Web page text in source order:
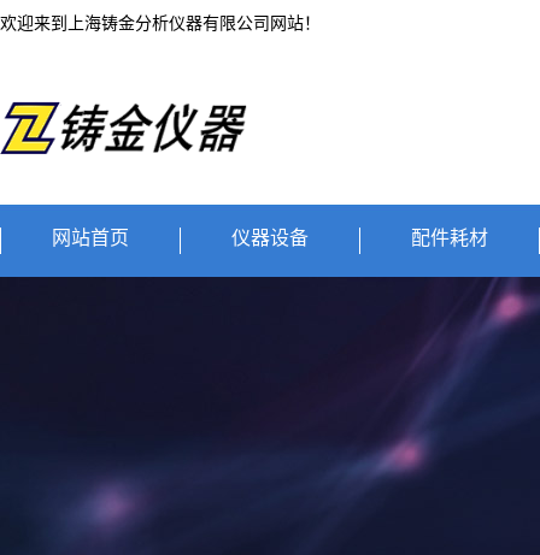
欢迎来到上海铸金分析仪器有限公司网站！
网站首页 仪器设备 配件耗材